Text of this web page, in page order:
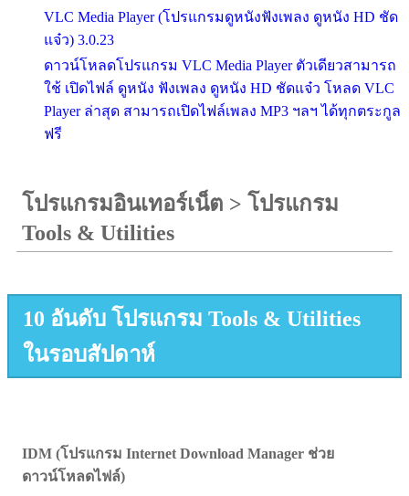
VLC Media Player (โปรแกรมดูหนังฟังเพลง ดูหนัง HD ชัด
แจ๋ว) 3.0.23
ดาวน์โหลดโปรแกรม VLC Media Player ตัวเดียวสามารถ
ใช้ เปิดไฟล์ ดูหนัง ฟังเพลง ดูหนัง HD ชัดแจ๋ว โหลด VLC
Player ล่าสุด สามารถเปิดไฟล์เพลง MP3 ฯลฯ ได้ทุกตระกูล
ฟรี
โปรแกรมอินเทอร์เน็ต > โปรแกรม
Tools & Utilities
10 อันดับ โปรแกรม Tools & Utilities
ในรอบสัปดาห์
IDM (โปรแกรม Internet Download Manager ช่วย
ดาวน์โหลดไฟล์)